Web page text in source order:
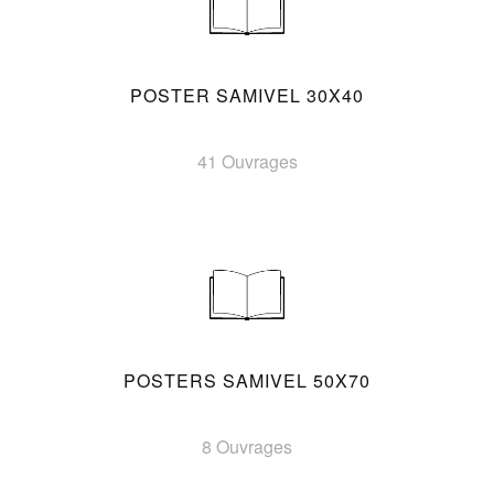
POSTER SAMIVEL 30X40
41 Ouvrages
POSTERS SAMIVEL 50X70
8 Ouvrages